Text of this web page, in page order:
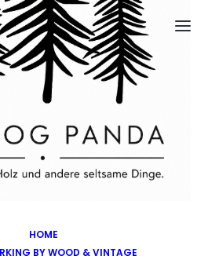
HOME
BY WOOD & VINTAGE